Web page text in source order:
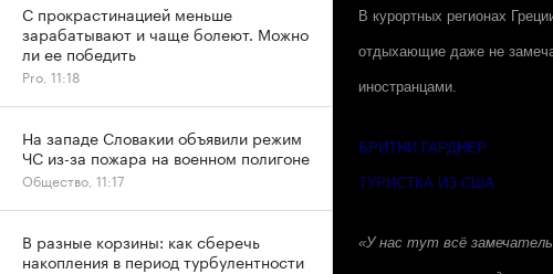
В курортных регионах
отдыхающие даже не
иностранцами.
БРИТНИ ГАРДНЕР
ТУРИСТКА ИЗ США
«У нас тут всё
С прокрастинацией меньше
зарабатывают и чаще болеют. Можно
ли ее победить
Pro, 11:18
На западе Словакии объявили режим
ЧС из-за пожара на военном полигоне
Общество, 11:17
В разные корзины: как сберечь
накопления в период турбулентности